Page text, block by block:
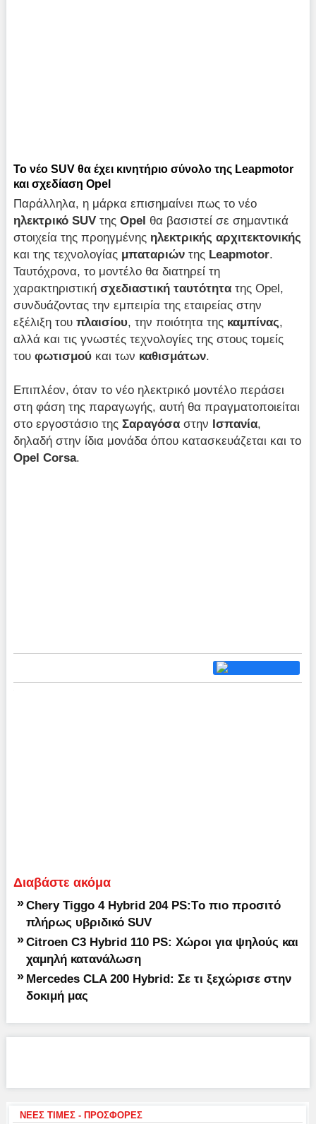
Το νέο SUV θα έχει κινητήριο σύνολο της Leapmotor
και σχεδίαση Opel
Παράλληλα, η μάρκα επισημαίνει πως το νέο
ηλεκτρικό SUV τηςOpel
θα βασιστεί σε σημαντικά
στοιχεία της προηγμένης ηλεκτρικής αρχιτεκτονικής
και της τεχνολογίας μπαταριών της Leapmotor.
Ταυτόχρονα, το μοντέλο θα διατηρεί τη
χαρακτηριστικήσχεδιαστική ταυτότητα της Opel,
συνδυάζοντας την εμπειρία της εταιρείας στην
εξέλιξη τουπλαισίου, την ποιότητα της καμπίνας,
αλλά και τις γνωστές τεχνολογίες της στους τομείς
τουφωτισμού και των καθισμάτων.
Επιπλέον, όταν το νέο ηλεκτρικό μοντέλο περάσει
στη φάση της παραγωγής, αυτή θα πραγματοποιείται
στο εργοστάσιο τηςΣαραγόσα στην Ισπανία,
δηλαδή στην ίδια μονάδα όπου κατασκευάζεται και το
Opel Corsa.
Διαβάστε ακόμα
» Chery Tiggo 4 Hybrid 204 PS:Tο πιο προσιτό
πλήρως υβριδικό SUV
» Citroen C3 Hybrid 110 PS: Χώροι για ψηλούς και
χαμηλή κατανάλωση
» Mercedes CLA 200 Hybrid: Σε τι ξεχώρισε στην
δοκιμή μας